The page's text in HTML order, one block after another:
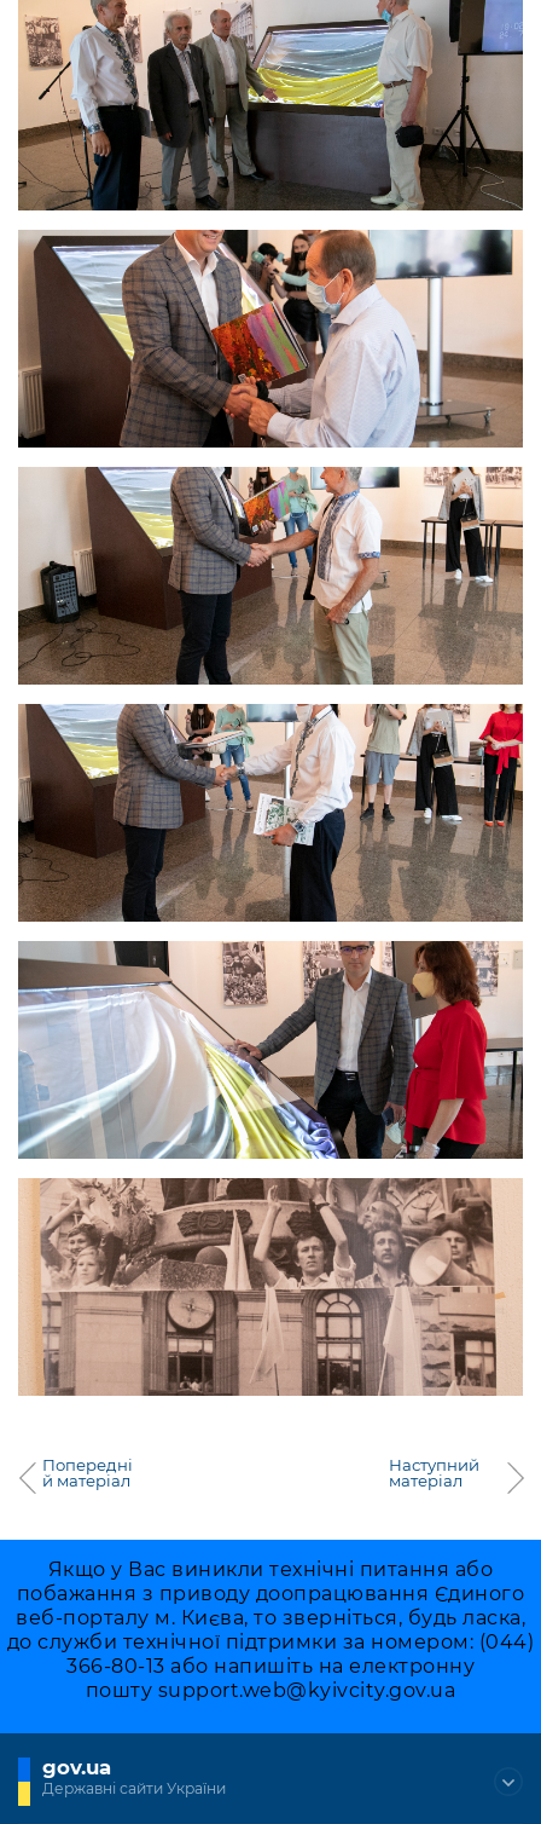
Попередні
й матеріал
Наступний
матеріал
Якщо у Вас виникли технічні питання або
побажання з приводу доопрацювання Єдиного
веб-порталу м. Києва, то зверніться, будь ласка,
до служби технічної підтримки за номером: (044)
366-80-13 або напишіть на електронну
пошту support.web@kyivcity.gov.ua
gov.ua
Державні сайти України